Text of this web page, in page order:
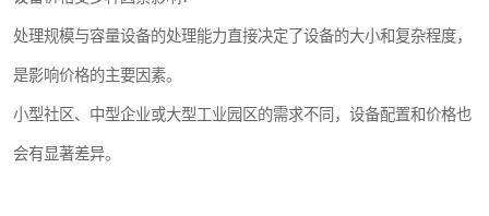
处理规模与容量设备的处理能力直接决定了设备的大小和复杂程度，
是影响价格的主要因素。
小型社区、中型企业或大型工业园区的需求不同，设备配置和价格也
会有显著差异。